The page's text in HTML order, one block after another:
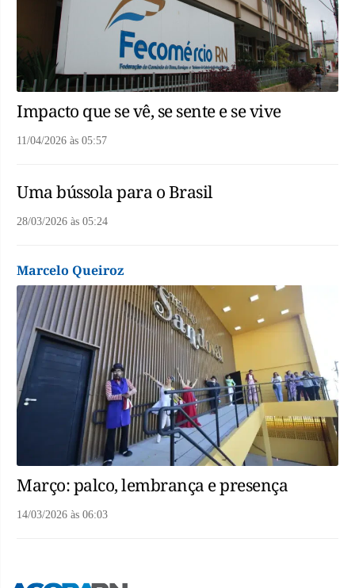
Impacto que se vê, se sente e se vive
11/04/2026 às 05:57
Uma bússola para o Brasil
28/03/2026 às 05:24
Marcelo Queiroz
Março: palco, lembrança e presença
14/03/2026 às 06:03